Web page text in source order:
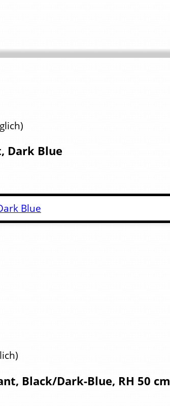
Dark Blue
Black/Dark-Blue, RH 50 cm